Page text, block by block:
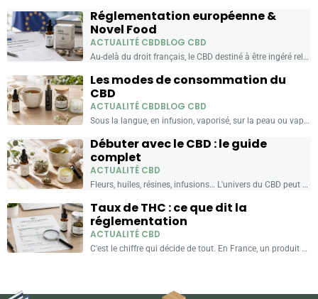
Réglementation européenne &
Novel Food
ACTUALITÉ CBDBLOG CBD
Au-delà du droit français, le CBD destiné à être ingéré relève d'un cadre européen : le « Novel Food ». Voici ce que recouvre cette notion, quels produits sont concernés,...
Les modes de consommation du
CBD
ACTUALITÉ CBDBLOG CBD
Sous la langue, en infusion, vaporisé, sur la peau ou vapoté… Le CBD se consomme de plusieurs façons. Chacune a ses usages, ses avantages pratiques et ses produits. Voici comment...
Débuter avec le CBD : le guide
complet
ACTUALITÉ CBD
Fleurs, huiles, résines, infusions… L'univers du CBD peut sembler dense quand on commence. Ce guide vous donne les repères essentiels pour comprendre les produits, les formats et faire un choix...
Taux de THC : ce que dit la
réglementation
ACTUALITÉ CBD
C'est le chiffre qui décide de tout. En France, un produit au CBD est légal s'il contient au maximum 0,3 % de THC. Voici ce que recouvre ce seuil, comment...